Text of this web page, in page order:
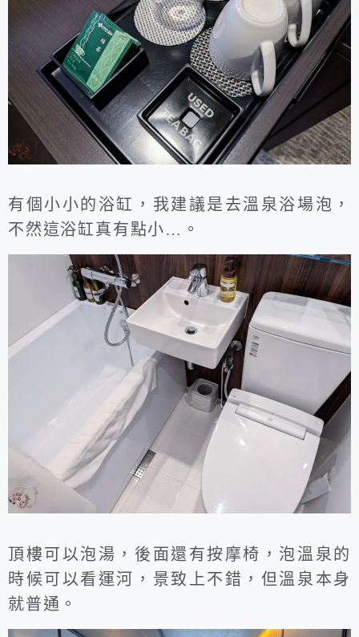
有個小小的浴缸，我建議是去溫泉浴場泡，
不然這浴缸真有點小…。
頂樓可以泡湯，後面還有按摩椅，泡溫泉的
時候可以看運河，景致上不錯，但溫泉本身
就普通。